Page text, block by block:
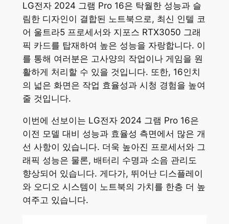
LG전자 2024 그램 Pro 16은 탁월한 성능과 슬
림한 디자인이 결합된 노트북으로, 최신 인텔 코
어 울트라5 프로세서와 지포스 RTX3050 그래
픽 카드를 탑재하여 높은 성능을 자랑합니다. 이
를 통해 여러분은 고사양의 작업이나 게임을 원
활하게 처리할 수 있을 것입니다. 또한, 16인치
의 넓은 화면은 작업 효율성과 시청 경험을 높여
줄 것입니다.
이번에 선보이는 LG전자 2024 그램 Pro 16은
이전 모델 대비 성능과 효율성 측면에서 많은 개
선 사항이 있습니다. 더욱 높아진 프로세서와 그
래픽 성능은 물론, 배터리 수명과 소음 관리도
향상되어 있습니다. 게다가, 뛰어난 디스플레이
와 오디오 시스템이 노트북의 가치를 한층 더 높
여주고 있습니다.